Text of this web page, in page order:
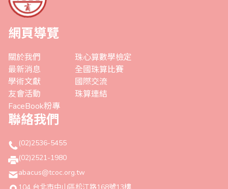
網頁導覽
關於我們
最新消息
學術文獻
友會活動
FaceBook粉專
珠心算數學檢定
全國珠算比賽
國際交流
珠算連結
聯絡我們
(02)2536-5455
(02)2521-1980
abacus@tcoc.org.tw